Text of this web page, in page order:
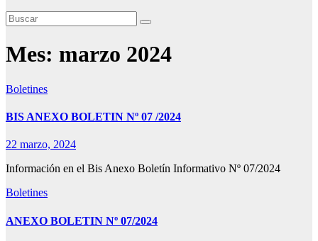
Mes: marzo 2024
Boletines
BIS ANEXO BOLETIN Nº 07 /2024
22 marzo, 2024
Información en el Bis Anexo Boletín Informativo Nº 07/2024
Boletines
ANEXO BOLETIN Nº 07/2024